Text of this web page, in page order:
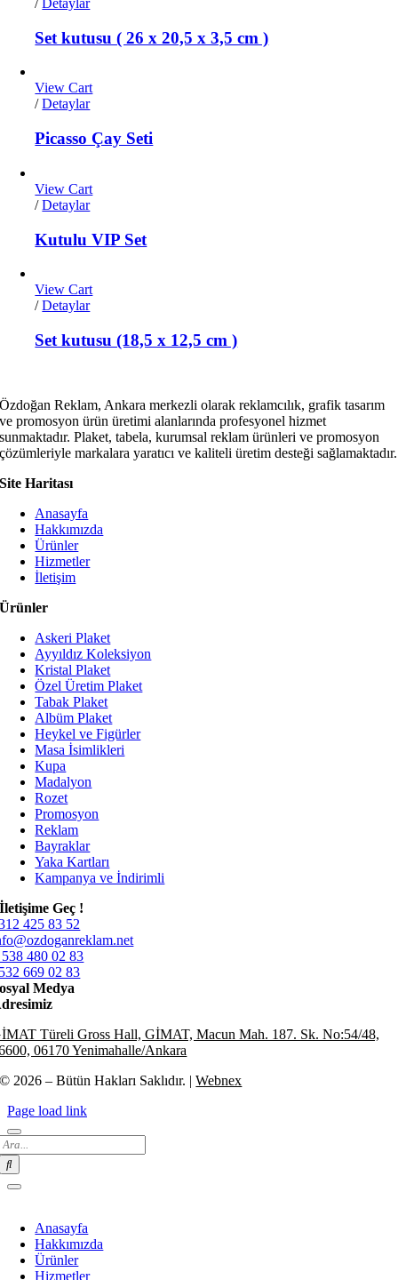
/ Detaylar
Set kutusu ( 26 x 20,5 x 3,5 cm )
View Cart
/ Detaylar
Picasso Çay Seti
View Cart
/ Detaylar
Kutulu VIP Set
View Cart
/ Detaylar
Set kutusu (18,5 x 12,5 cm )
Özdoğan Reklam, Ankara merkezli olarak reklamcılık, grafik tasarım
ve promosyon ürün üretimi alanlarında profesyonel hizmet
sunmaktadır. Plaket, tabela, kurumsal reklam ürünleri ve promosyon
çözümleriyle markalara yaratıcı ve kaliteli üretim desteği sağlamaktadır.
Site Haritası
Anasayfa
Hakkımızda
Ürünler
Hizmetler
İletişim
Ürünler
Askeri Plaket
Ayyıldız Koleksiyon
Kristal Plaket
Özel Üretim Plaket
Tabak Plaket
Albüm Plaket
Heykel ve Figürler
Masa İsimlikleri
Kupa
Madalyon
Rozet
Promosyon
Reklam
Bayraklar
Yaka Kartları
Kampanya ve İndirimli
İletişime Geç !
425 83 52
480 02 83
669 02 83
Medya
Türeli Gross Hall, GİMAT, Macun Mah. 187. Sk. No:54/48,
06170 Yenimahalle/Ankara
© 2026 – Bütün Hakları Saklıdır. |Webnex
Page load link
Anasayfa
Hakkımızda
Ürünler
Hizmetler